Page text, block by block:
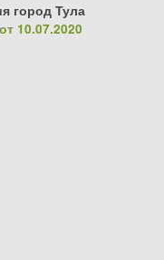
город Тула
10.07.2020